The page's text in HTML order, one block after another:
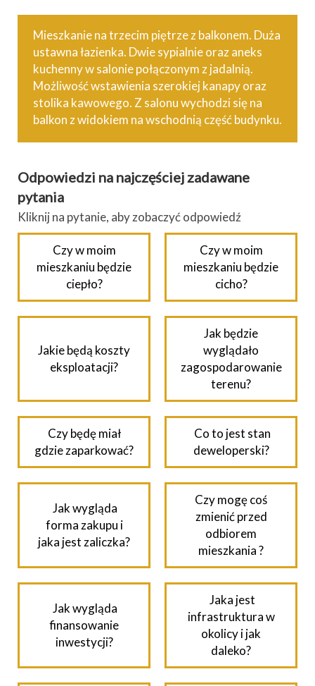
Mieszkanie na trzecim piętrze z balkonem. Duża
ustawna łazienka. Dwie sypialnie oraz aneks
kuchenny w salonie połączonym z jadalnią.
Możliwość wstawienia szerokiej kanapy oraz
stolika kawowego. Z salonu wychodzi się na
balkon z widokiem na wschodnią część budynku.
Odpowiedzi na najczęściej zadawane
pytania
Kliknij na pytanie, aby zobaczyć odpowiedź
Czy w moim
mieszkaniu będzie
ciepło?
Czy w moim
mieszkaniu będzie
cicho?
Jakie będą koszty
eksploatacji?
Jak będzie
wyglądało
zagospodarowanie
terenu?
Czy będę miał
gdzie zaparkować?
Co to jest stan
deweloperski?
Jak wygląda
forma zakupu i
jaka jest zaliczka?
Czy mogę coś
zmienić przed
odbiorem
mieszkania ?
Jak wygląda
finansowanie
inwestycji?
Jaka jest
infrastruktura w
okolicy i jak
daleko?